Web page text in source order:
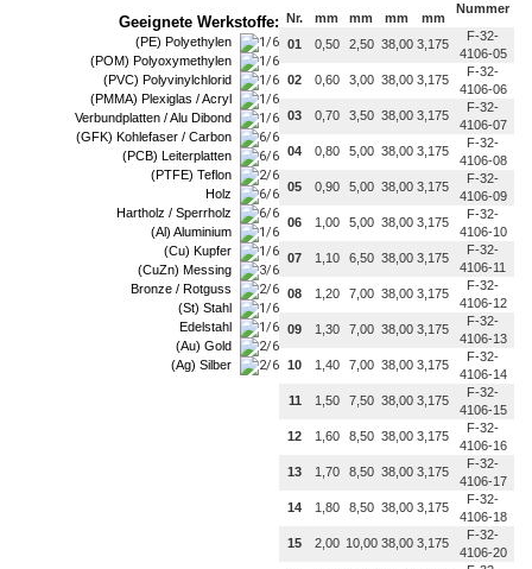
Geeignete Werkstoffe:
(PE) Polyethylen
(POM) Polyoxymethylen
(PVC) Polyvinylchlorid
(PMMA) Plexiglas / Acryl
Verbundplatten / Alu Dibond
(GFK) Kohlefaser / Carbon
(PCB) Leiterplatten
(PTFE) Teflon
Holz
Hartholz / Sperrholz
(Al) Aluminium
(Cu) Kupfer
(CuZn) Messing
Bronze / Rotguss
(St) Stahl
Edelstahl
(Au) Gold
(Ag) Silber
Nr. mm mm mm mm
Nummer
01 0,50 2,50 38,00 3,175
F-32-
4106-05
02
0,60 3,00 38,00 3,175
F-32-
4106-06
03
0,70 3,50 38,00 3,175
F-32-
4106-07
04
0,80 5,00 38,00 3,175
F-32-
4106-08
05
0,90 5,00 38,00 3,175
F-32-
4106-09
06
1,00 5,00 38,00 3,175
F-32-
4106-10
07
1,10 6,50 38,00 3,175
F-32-
4106-11
08
1,20 7,00 38,00 3,175
F-32-
4106-12
09
1,30 7,00 38,00 3,175
F-32-
4106-13
10
1,40 7,00 38,00 3,175
F-32-
4106-14
11
1,50 7,50 38,00 3,175
F-32-
4106-15
12
1,60 8,50 38,00 3,175
F-32-
4106-16
13
1,70 8,50 38,00 3,175
F-32-
4106-17
14
1,80 8,50 38,00 3,175
F-32-
4106-18
15
2,00 10,00 38,00 3,175
F-32-
4106-20